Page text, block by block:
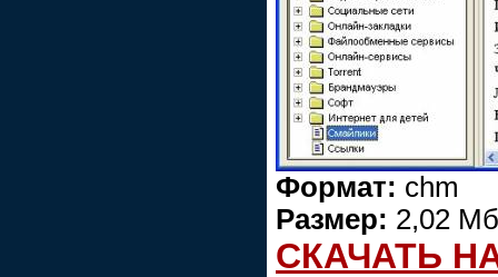
Формат: chm
Размер: 2,02 Мб
СКАЧАТЬ